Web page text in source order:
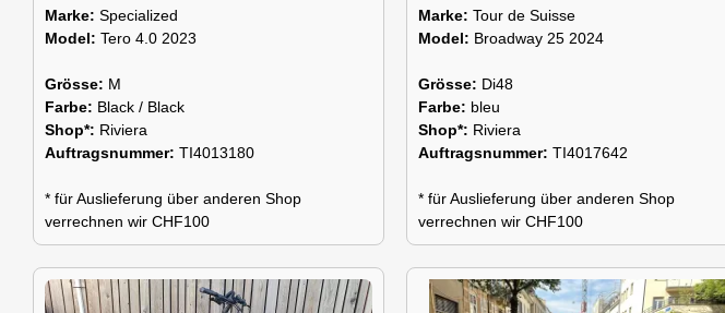
Marke: Specialized
Model: Tero 4.0 2023
Grösse: M
Farbe: Black / Black
Shop*: Riviera
Auftragsnummer: TI4013180
* für Auslieferung über anderen Shop
verrechnen wir CHF100
Marke: Tour de Suisse
Model: Broadway 25 2024
Grösse: Di48
Farbe: bleu
Shop*: Riviera
Auftragsnummer: TI4017642
* für Auslieferung über anderen Shop
verrechnen wir CHF100